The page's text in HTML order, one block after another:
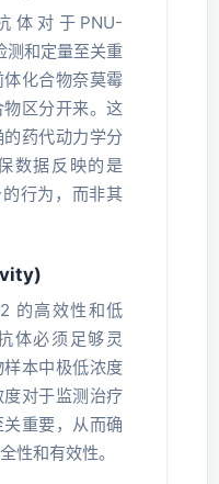
体对于PNU-
测和定量至关重
化合物奈莫霉
区分开来。这
药代动力学分
数据反映的是
行为，而非其
的高效性和低
体必须足够灵
本中极低浓度
对于监测治疗
重要，从而确
性和有效性。